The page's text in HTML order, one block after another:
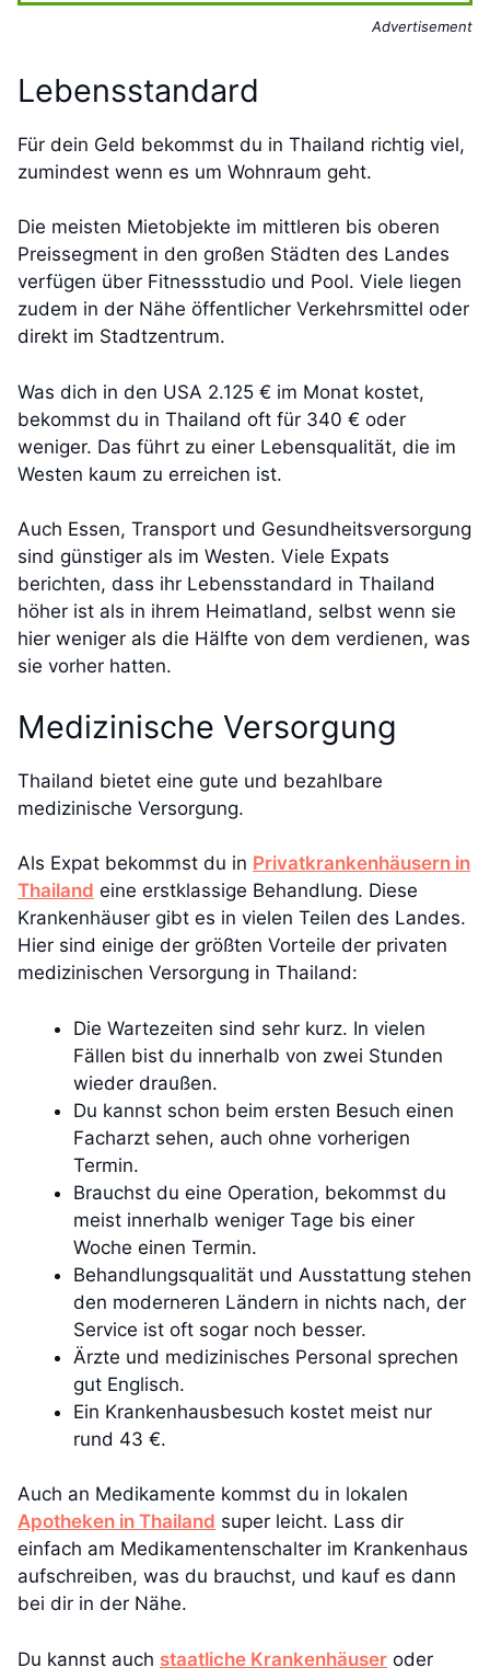
Advertisement
Lebensstandard
Für dein Geld bekommst du in Thailand richtig viel,
zumindest wenn es um Wohnraum geht.
Die meisten Mietobjekte im mittleren bis oberen
Preissegment in den großen Städten des Landes
verfügen über Fitnessstudio und Pool. Viele liegen
zudem in der Nähe öffentlicher Verkehrsmittel oder
direkt im Stadtzentrum.
Was dich in den USA 2.125 € im Monat kostet,
bekommst du in Thailand oft für 340 € oder
weniger. Das führt zu einer Lebensqualität, die im
Westen kaum zu erreichen ist.
Auch Essen, Transport und Gesundheitsversorgung
sind günstiger als im Westen. Viele Expats
berichten, dass ihr Lebensstandard in Thailand
höher ist als in ihrem Heimatland, selbst wenn sie
hier weniger als die Hälfte von dem verdienen, was
sie vorher hatten.
Medizinische Versorgung
Thailand bietet eine gute und bezahlbare
medizinische Versorgung.
Als Expat bekommst du in Privatkrankenhäusern in
Thailand eine erstklassige Behandlung. Diese
Krankenhäuser gibt es in vielen Teilen des Landes.
Hier sind einige der größten Vorteile der privaten
medizinischen Versorgung in Thailand:
Die Wartezeiten sind sehr kurz. In vielen
Fällen bist du innerhalb von zwei Stunden
wieder draußen.
Du kannst schon beim ersten Besuch einen
Facharzt sehen, auch ohne vorherigen
Termin.
Brauchst du eine Operation, bekommst du
meist innerhalb weniger Tage bis einer
Woche einen Termin.
Behandlungsqualität und Ausstattung stehen
den moderneren Ländern in nichts nach, der
Service ist oft sogar noch besser.
Ärzte und medizinisches Personal sprechen
gut Englisch.
Ein Krankenhausbesuch kostet meist nur
rund 43 €.
Auch an Medikamente kommst du in lokalen
Apotheken in Thailand super leicht. Lass dir
einfach am Medikamentenschalter im Krankenhaus
aufschreiben, was du brauchst, und kauf es dann
bei dir in der Nähe.
Du kannst auch staatliche Krankenhäuser oder